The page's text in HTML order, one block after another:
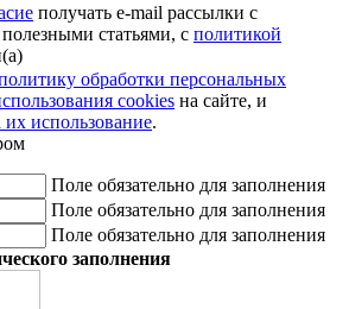
получать e-mail рассылки с
статьями, с политикой
обработки персональных
cookies на сайте, и
их использование.
Поле обязательно для заполнения
Поле обязательно для заполнения
Поле обязательно для заполнения
заполнения